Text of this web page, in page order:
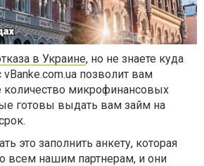
в Украине, но не знаете куда
vBanke.com.ua позволит вам
количество микрофинансовых
готовы выдать вам займ на
это заполнить анкету, которая
всем нашим партнерам, и они